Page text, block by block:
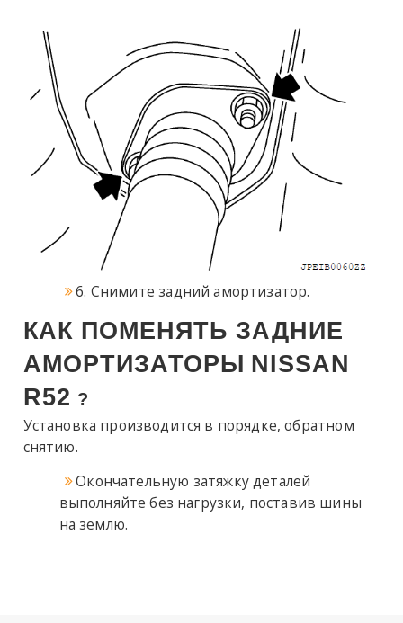
6. Снимите задний амортизатор.
КАК ПОМЕНЯТЬ ЗАДНИЕ
АМОРТИЗАТОРЫ NISSAN
R52 ?
Установка производится в порядке, обратном
снятию.
Окончательную затяжку деталей
выполняйте без нагрузки, поставив шины
на землю.